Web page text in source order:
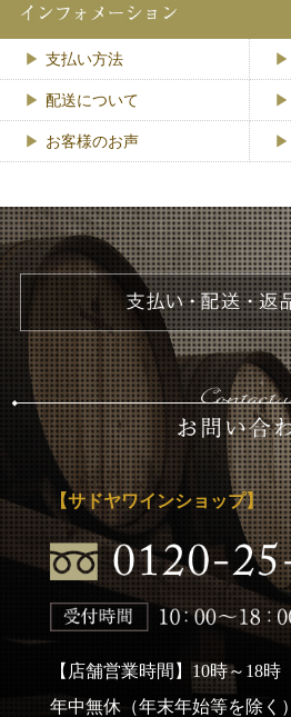
支払い方法
配送について
お客様のお声
【サドヤワインショップ】
【店舗営業時間】10時～18時
年中無休（年末年始等を除く）